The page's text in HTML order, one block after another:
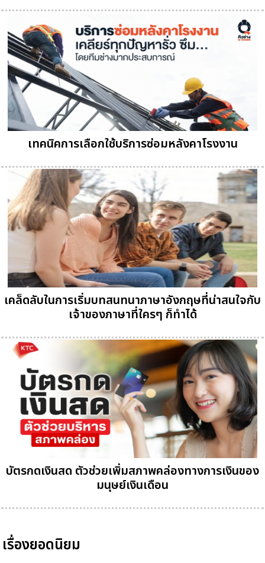
เทคนิคการเลือกใช้บริการซ่อมหลังคาโรงงาน
เคล็ดลับในการเริ่มบทสนทนาภาษาอังกฤษที่น่าสนใจกับ
เจ้าของภาษาที่ใครๆ ก็ทำได้
บัตรกดเงินสด ตัวช่วยเพิ่มสภาพคล่องทางการเงินของ
มนุษย์เงินเดือน
เรื่องยอดนิยม